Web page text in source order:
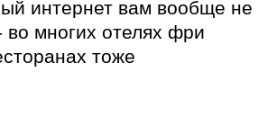
интернет вам вообще не
во многих отелях фри
тоже